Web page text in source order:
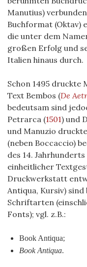
Manutius)
Buchformat (Oktav)
die unter dem
großen Erfolg und
Italien hinaus durch.
Schon 1495 druckte
Text Bembos (De
bedeutsam sind
Petrarca (1501) und
und Manuzio
(neben Boccaccio)
des 14.
einheitlicher
Druckwerkstatt
Antiqua, Kursiv)
Schriftarten
Fonts); vgl. z.B.:
Book Antiqua;
Book Antiqua.